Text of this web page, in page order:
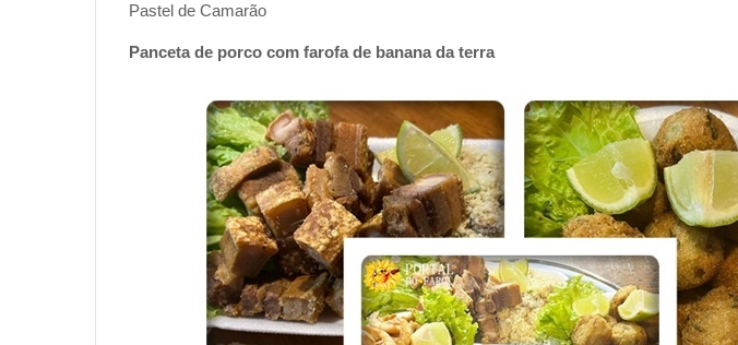
Pastel de Camarão
Panceta de porco com farofa de banana da terra